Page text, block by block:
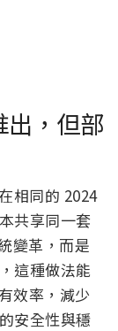
，但部
相同的 2024
共享同一套
變革，而是
這種做法能
效率，減少
安全性與穩